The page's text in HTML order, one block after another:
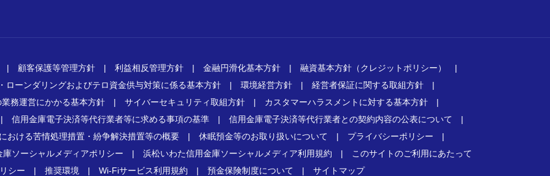
顧客保護等管理方針 | 利益相反管理方針 | 金融円滑化基本方針 | 融資基本方針（クレジットポリシー）
|
ローンダリングおよびテロ資金供与対策に係る基本方針 | 環境経営方針 | 経営者保証に関する取組方針 |
務運営にかかる基本方針 | サイバーセキュリティ取組方針 | カスタマーハラスメントに対する基本方針 |
信用金庫電子決済等代行業者等に求める事項の基準 | 信用金庫電子決済等代行業者との契約内容の公表について |
おける苦情処理措置・紛争解決措置等の概要 | 休眠預金等のお取り扱いについて | プライバシーポリシー |
ソーシャルメディアポリシー | 浜松いわた信用金庫ソーシャルメディア利用規約 |
このサイトのご利用にあたって
シー | 推奨環境 | Wi-Fiサービス利用規約 | 預金保険制度について | サイトマップ